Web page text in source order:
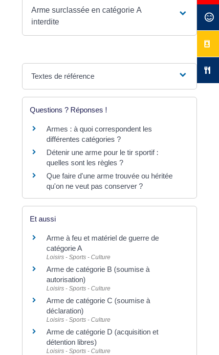
Arme surclassée en catégorie A
interdite
Textes de référence
Questions ? Réponses !
Armes : à quoi correspondent les
différentes catégories ?
Détenir une arme pour le tir sportif :
quelles sont les règles ?
Que faire d'une arme trouvée ou héritée
qu'on ne veut pas conserver ?
Et aussi
Arme à feu et matériel de guerre de
catégorie A
Loisirs - Sports - Culture
Arme de catégorie B (soumise à
autorisation)
Loisirs - Sports - Culture
Arme de catégorie C (soumise à
déclaration)
Loisirs - Sports - Culture
Arme de catégorie D (acquisition et
détention libres)
Loisirs - Sports - Culture